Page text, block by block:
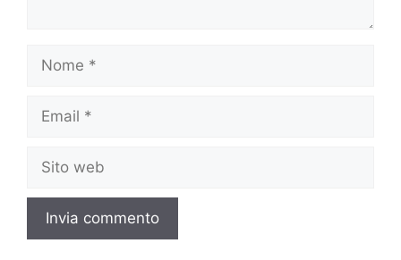
Nome
Email
Sito
web